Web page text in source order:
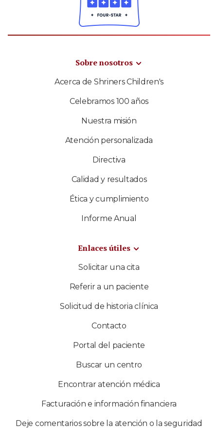
Sobre nosotros
Acerca de Shriners Children's
Celebramos 100 años
Nuestra misión
Atención personalizada
Directiva
Calidad y resultados
Ética y cumplimiento
Informe Anual
Enlaces útiles
Solicitar una cita
Referir a un paciente
Solicitud de historia clínica
Contacto
Portal del paciente
Buscar un centro
Encontrar atención médica
Facturación e información financiera
Deje comentarios sobre la atención o la seguridad